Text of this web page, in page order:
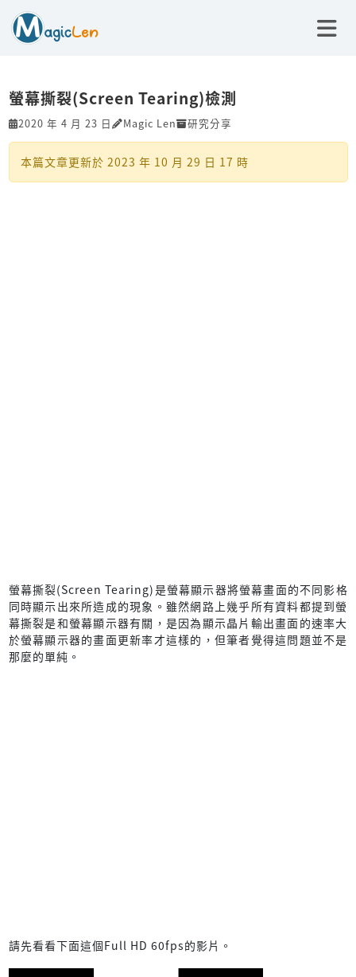
螢幕撕裂(Screen Tearing)檢測
2020 年 4 月 23 日 Magic Len 研究分享
本篇文章更新於 2023 年 10 月 29 日 17 時
螢幕撕裂(Screen Tearing)是螢幕顯示器將螢幕畫面的不同影格
同時顯示出來所造成的現象。雖然網路上幾乎所有資料都提到螢
幕撕裂是和螢幕顯示器有關，是因為顯示晶片輸出畫面的速率大
於螢幕顯示器的畫面更新率才這樣的，但筆者覺得這問題並不是
那麼的單純。
請先看看下面這個Full HD 60fps的影片。